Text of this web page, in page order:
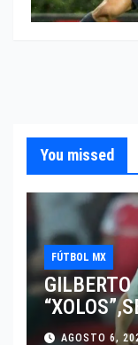
You missed
FÚTBOL MX
GILBERTO
JUGAR EN
AGOSTO 6,